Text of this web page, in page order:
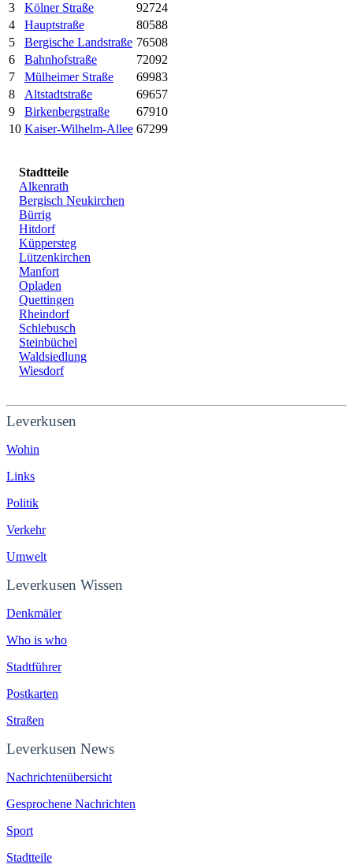
3
Kölner Straße
92724
4
Hauptstraße
80588
5
Bergische Landstraße 76508
6
Bahnhofstraße
72092
7
Mülheimer Straße
69983
8
Altstadtstraße
69657
9
Birkenbergstraße
67910
10 Kaiser-Wilhelm-Allee 67299
Stadtteile
Alkenrath
Bergisch Neukirchen
Bürrig
Hitdorf
Küppersteg
Lützenkirchen
Manfort
Opladen
Quettingen
Rheindorf
Schlebusch
Steinbüchel
Waldsiedlung
Wiesdorf
Leverkusen
Wohin
Links
Politik
Verkehr
Umwelt
Leverkusen Wissen
Denkmäler
Who is who
Stadtführer
Postkarten
Straßen
Leverkusen News
Nachrichtenübersicht
Gesprochene Nachrichten
Sport
Stadtteile